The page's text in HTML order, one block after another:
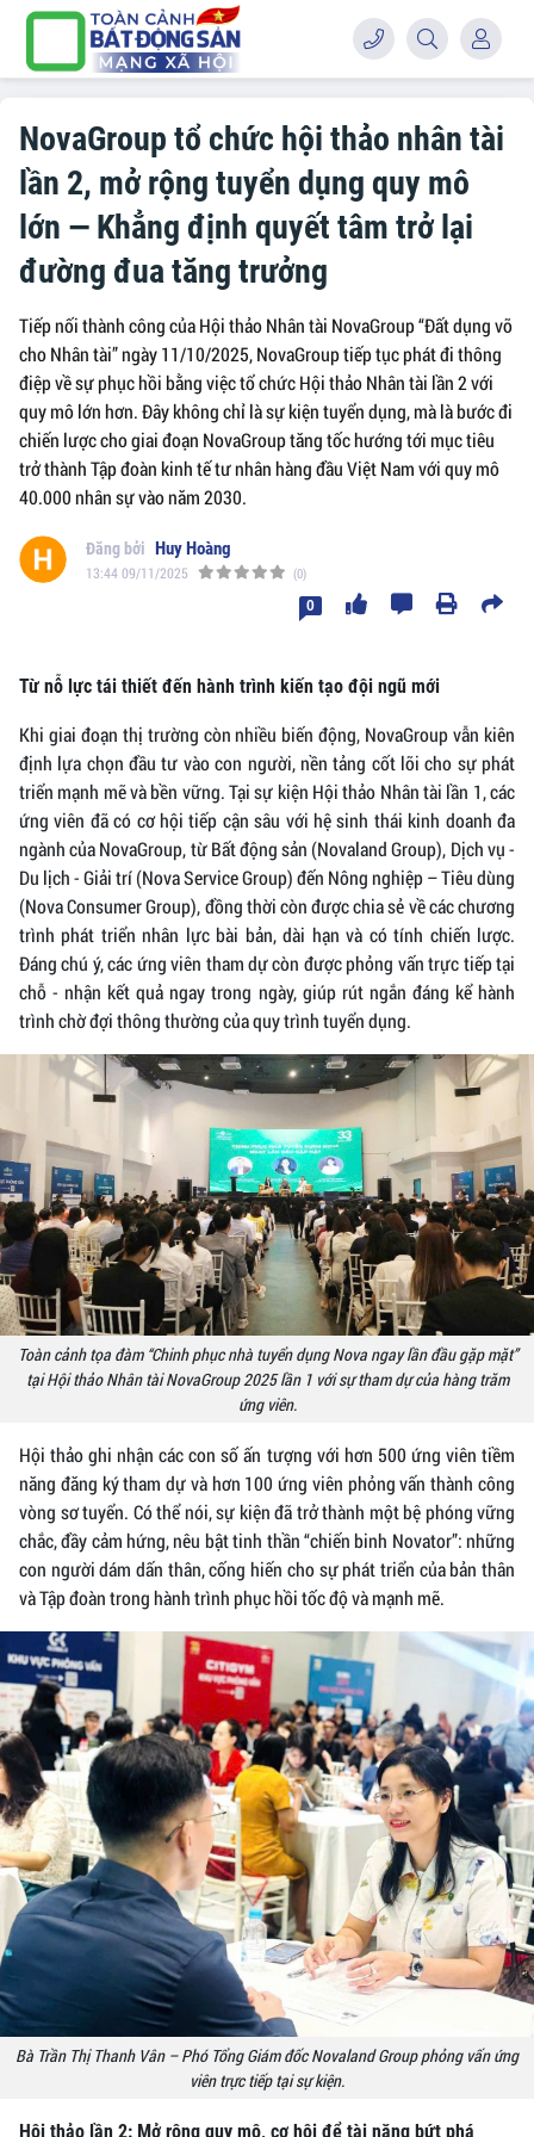
NovaGroup tổ chức hội thảo nhân tài
lần 2, mở rộng tuyển dụng quy mô
lớn — Khẳng định quyết tâm trở lại
đường đua tăng trưởng
Tiếp nối thành công của Hội thảo Nhân tài NovaGroup “Đất dụng võ
cho Nhân tài” ngày 11/10/2025, NovaGroup tiếp tục phát đi thông
điệp về sự phục hồi bằng việc tổ chức Hội thảo Nhân tài lần 2 với
quy mô lớn hơn. Đây không chỉ là sự kiện tuyển dụng, mà là bước đi
chiến lược cho giai đoạn NovaGroup tăng tốc hướng tới mục tiêu
trở thành Tập đoàn kinh tế tư nhân hàng đầu Việt Nam với quy mô
40.000 nhân sự vào năm 2030.
Huy Hoàng
13:44 09/11/2025 (0)
0
Từ nỗ lực tái thiết đến hành trình kiến tạo đội ngũ mới
Khi giai đoạn thị trường còn nhiều biến động, NovaGroup vẫn kiên
định lựa chọn đầu tư vào con người, nền tảng cốt lõi cho sự phát
triển mạnh mẽ và bền vững. Tại sự kiện Hội thảo Nhân tài lần 1, các
ứng viên đã có cơ hội tiếp cận sâu với hệ sinh thái kinh doanh đa
ngành của NovaGroup, từ Bất động sản (Novaland Group), Dịch vụ -
Du lịch - Giải trí (Nova Service Group) đến Nông nghiệp – Tiêu dùng
(Nova Consumer Group), đồng thời còn được chia sẻ về các chương
trình phát triển nhân lực bài bản, dài hạn và có tính chiến lược.
Đáng chú ý, các ứng viên tham dự còn được phỏng vấn trực tiếp tại
chỗ - nhận kết quả ngay trong ngày, giúp rút ngắn đáng kể hành
trình chờ đợi thông thường của quy trình tuyển dụng.
Toàn cảnh tọa đàm “Chinh phục nhà tuyển dụng Nova ngay lần đầu gặp mặt”
tại Hội thảo Nhân tài NovaGroup 2025 lần 1 với sự tham dự của hàng trăm
ứng viên.
Hội thảo ghi nhận các con số ấn tượng với hơn 500 ứng viên tiềm
năng đăng ký tham dự và hơn 100 ứng viên phỏng vấn thành công
vòng sơ tuyển. Có thể nói, sự kiện đã trở thành một bệ phóng vững
chắc, đầy cảm hứng, nêu bật tinh thần “chiến binh Novator”: những
con người dám dấn thân, cống hiến cho sự phát triển của bản thân
và Tập đoàn trong hành trình phục hồi tốc độ và mạnh mẽ.
Bà Trần Thị Thanh Vân – Phó Tổng Giám đốc Novaland Group phỏng vấn ứng
viên trực tiếp tại sự kiện.
Hội thảo lần 2: Mở rộng quy mô, cơ hội để tài năng bứt phá